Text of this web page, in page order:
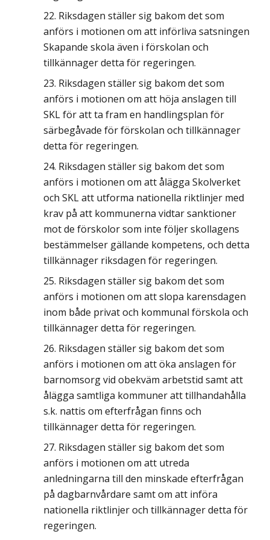
Riksdagen ställer sig bakom det som
anförs i motionen om att införliva satsningen
Skapande skola även i förskolan och
tillkännager detta för regeringen.
Riksdagen ställer sig bakom det som
anförs i motionen om att höja anslagen till
SKL för att ta fram en handlingsplan för
särbegåvade för förskolan och tillkännager
detta för regeringen.
Riksdagen ställer sig bakom det som
anförs i motionen om att ålägga Skolverket
och SKL att utforma nationella riktlinjer med
krav på att kommunerna vidtar sanktioner
mot de förskolor som inte följer skollagens
bestämmelser gällande kompetens, och detta
tillkännager riksdagen för regeringen.
Riksdagen ställer sig bakom det som
anförs i motionen om att slopa karensdagen
inom både privat och kommunal förskola och
tillkännager detta för regeringen.
Riksdagen ställer sig bakom det som
anförs i motionen om att öka anslagen för
barnomsorg vid obekväm arbetstid samt att
ålägga samtliga kommuner att tillhandahålla
s.k. nattis om efterfrågan finns och
tillkännager detta för regeringen.
Riksdagen ställer sig bakom det som
anförs i motionen om att utreda
anledningarna till den minskade efterfrågan
på dagbarnvårdare samt om att införa
nationella riktlinjer och tillkännager detta för
regeringen.